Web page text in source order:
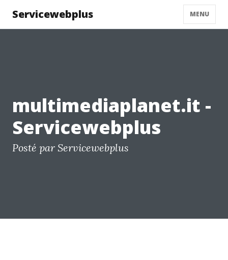
Servicewebplus MENU
multimediaplanet.it -
Servicewebplus
Posté par Servicewebplus